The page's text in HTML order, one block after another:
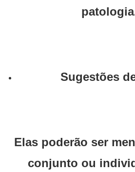
Sugestões
Elas poderão ser
conjunto ou